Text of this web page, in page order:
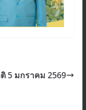
5 มกราคม 2569